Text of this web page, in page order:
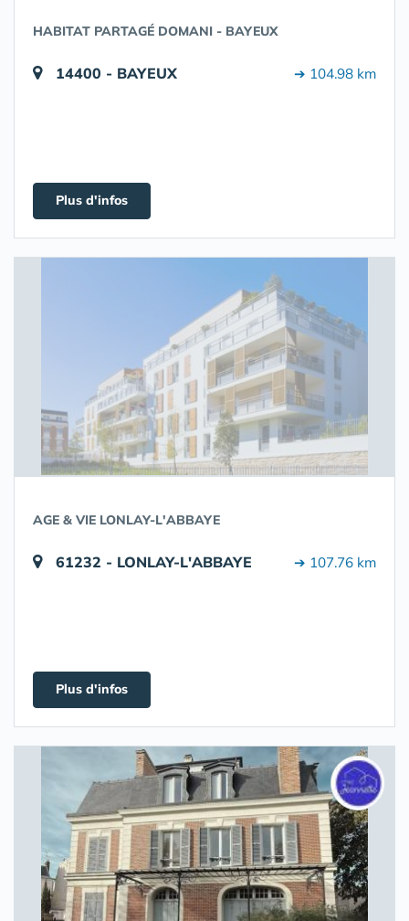
HABITAT PARTAGÉ DOMANI - BAYEUX
14400 - BAYEUX ➔ 104.98 km
Plus d'infos
AGE & VIE LONLAY-L'ABBAYE
61232 - LONLAY-L'ABBAYE ➔ 107.76 km
Plus d'infos